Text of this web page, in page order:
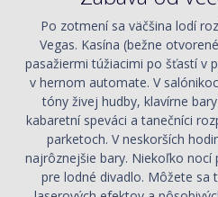
Po zotmení sa väčšina lodí
Vegas. Kasína (bežne
pasažiermi túžiacimi po šťastí v
v hernom automate. V
tóny živej hudby, klavírne
kabaretní speváci a tanečníci
parketoch. V neskorších
najrôznejšie bary. Niekoľko nocí
pre lodné divadlo. Môžete sa